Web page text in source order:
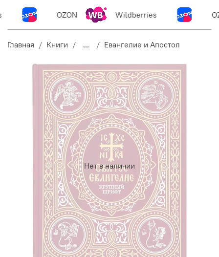
OZON Wildberries
Главная Книги ... Евангелие и Апостол
Нет в наличии